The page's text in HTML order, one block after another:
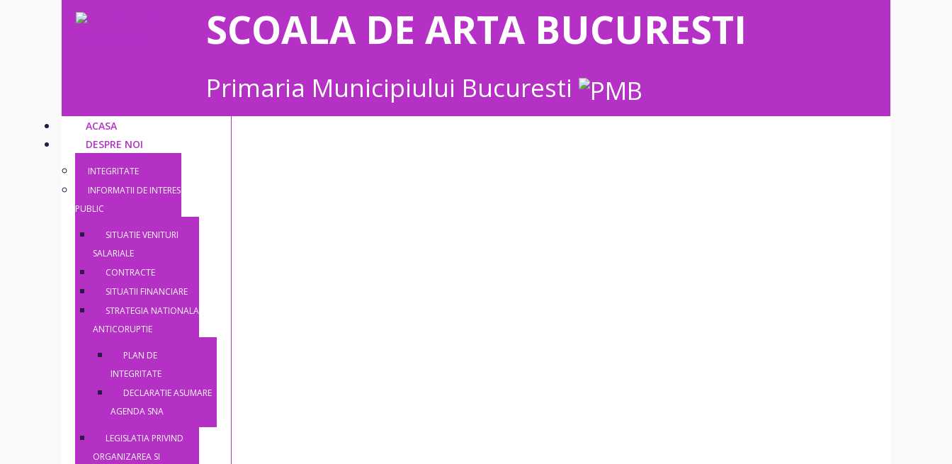
SCOALA DE ARTA BUCURESTI
Primaria Municipiului Bucuresti
ACASA
DESPRE NOI
INTEGRITATE
INFORMATII DE INTERES
PUBLIC
SITUATIE VENITURI
SALARIALE
CONTRACTE
SITUATII FINANCIARE
STRATEGIA NATIONALA
ANTICORUPTIE
PLAN DE
INTEGRITATE
DECLARATIE ASUMARE
AGENDA SNA
LEGISLATIA PRIVIND
ORGANIZAREA SI